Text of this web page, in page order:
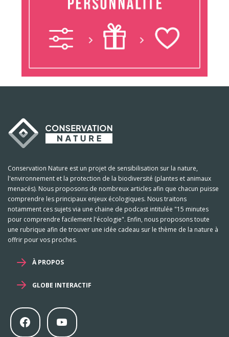
Conservation Nature est un projet de sensibilisation sur la nature,
l'environnement et la protection de la biodiversité (plantes et animaux
menacés). Nous proposons de nombreux articles afin que chacun puisse
comprendre les principaux enjeux écologiques. Nous traitons
notamment ces sujets via une chaine de podcast intitulée "15 minutes
pour comprendre facilement l'écologie". Enfin, nous proposons toute
une rubrique afin de trouver une idée cadeau sur le thème de la nature à
offrir pour vos proches.
À PROPOS
GLOBE INTERACTIF